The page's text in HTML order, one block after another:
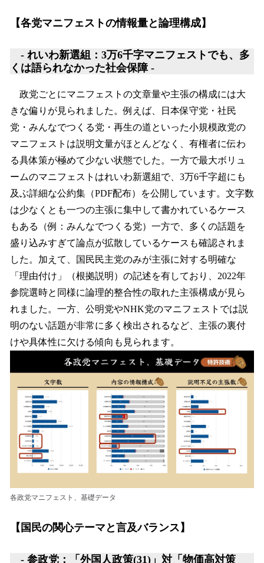
【各党マニフェストの情報量と論理構成】
- れいわ新選組：3万6千字マニフェストでも、多
くは語られなかった社会保障 -
政党ごとにマニフェストの文章量や主張の構成には大
きな偏りが見られました。例えば、日本保守党・社民
党・みんなでつくる党・再生の道といった小規模政党の
マニフェストは説明文量がほとんどなく、有権者に伝わ
る具体策が極めて少ない状態でした。一方で最大ボリュ
ームのマニフェストはれいわ新選組で、3万6千字超にも
及ぶ詳細な公約集（PDF配布）を公開しています。文字数
は少なくとも一つの主張に集中して書かれているケース
もある（例：みんなでつくる党）一方で、多くの話題を
盛り込みすぎて論点が拡散しているケースも確認されま
した。加えて、国民民主党のみが主張に対する明確な
「理由付け」（根拠説明）の記述を有しており、2022年
参院選時と同様に論理的整合性の取れた主張構成が見ら
れました。一方、公明党やNHK党のマニフェストでは説
明のない話題が非常に多く検出されるなど、主張の裏付
けや具体性に欠ける傾向も見られます。
各政党マニフェスト、基礎データ
【国民の関心テーマと言及バランス】
- 参政党：「外国人政策(31)」対「物価高対策